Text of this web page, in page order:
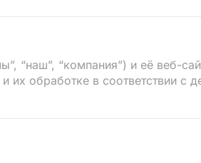
“наш”, “компания”) и её веб-
обработке в соответствии с